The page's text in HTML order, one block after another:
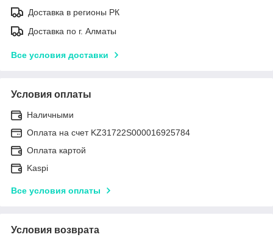
Доставка в регионы РК
Доставка по г. Алматы
Все условия доставки
Условия оплаты
Наличными
Оплата на счет KZ31722S000016925784
Оплата картой
Kaspi
Все условия оплаты
Условия возврата